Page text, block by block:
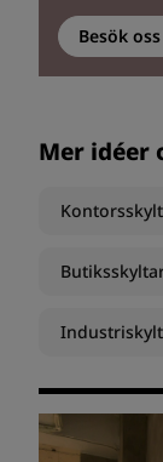
Besök
Mer idéer